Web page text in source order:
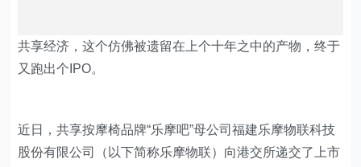
共享经济，这个仿佛被遗留在上个十年之中的产物，终于
又跑出个IPO。
近日，共享按摩椅品牌“乐摩吧”母公司福建乐摩物联科技
股份有限公司（以下简称乐摩物联）向港交所递交了上市